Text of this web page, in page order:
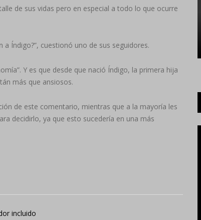
de sus vidas pero en especial a todo lo que ocurre
Índigo?”, cuestionó uno de sus seguidores.
Y es que desde que nació Índigo, la primera hija
más que ansiosos.
de este comentario, mientras que a la mayoría les
decidirlo, ya que esto sucedería en una más
incluido